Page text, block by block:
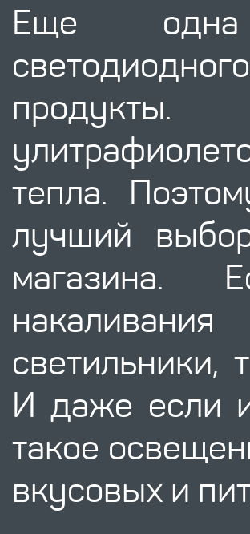
Еще одна
тепла.
лучший
магазина.
светильники,
И даже если
такое
вкусовых и